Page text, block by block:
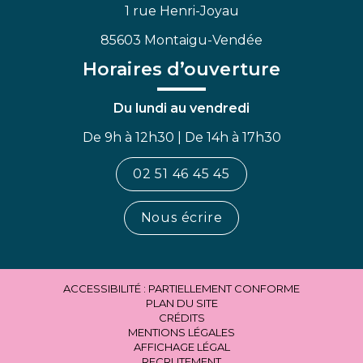
1 rue Henri-Joyau
85603 Montaigu-Vendée
Horaires d’ouverture
Du lundi au vendredi
De 9h à 12h30 | De 14h à 17h30
02 51 46 45 45
Nous écrire
ACCESSIBILITÉ : PARTIELLEMENT CONFORME
PLAN DU SITE
CRÉDITS
MENTIONS LÉGALES
AFFICHAGE LÉGAL